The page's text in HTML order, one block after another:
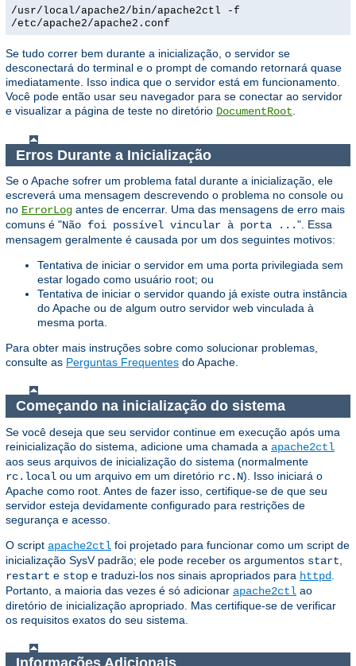
/usr/local/apache2/bin/apache2ctl -f
/etc/apache2/apache2.conf
Se tudo correr bem durante a inicialização, o servidor se
desconectará do terminal e o prompt de comando retornará quase
imediatamente. Isso indica que o servidor está em funcionamento.
Você pode então usar seu navegador para se conectar ao servidor
e visualizar a página de teste no diretório DocumentRoot
Erros Durante a Inicialização
Se o Apache sofrer um problema fatal durante a inicialização, ele
escreverá uma mensagem descrevendo o problema no console ou
no ErrorLog antes de encerrar. Uma das mensagens de erro mais
comuns é "Não foi possível vincular à porta ...". Essa
mensagem geralmente é causada por um dos seguintes motivos:
Tentativa de iniciar o servidor em uma porta privilegiada sem
estar logado como usuário root; ou
Tentativa de iniciar o servidor quando já existe outra instância
do Apache ou de algum outro servidor web vinculada à
mesma porta.
Para obter mais instruções sobre como solucionar problemas,
consulte as Perguntas Frequentes do Apache.
Começando na inicialização do sistema
Se você deseja que seu servidor continue em execução após uma
reinicialização do sistema, adicione uma chamada a apache2ctl
aos seus arquivos de inicialização do sistema (normalmente
rc.local ou um arquivo em um diretório rc.N). Isso iniciará o
Apache como root. Antes de fazer isso, certifique-se de que seu
servidor esteja devidamente configurado para restrições de
segurança e acesso.
O script apache2ctl foi projetado para funcionar como um script de
inicialização SysV padrão; ele pode receber os argumentos start
restart e stop e traduzi-los nos sinais apropriados para httpd
Portanto, a maioria das vezes é só adicionar apache2ctl ao
diretório de inicialização apropriado. Mas certifique-se de verificar
os requisitos exatos do seu sistema.